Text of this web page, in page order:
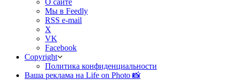
Мы в Feedly
RSS e-mail
X
VK
Facebook
Copyright
Политика конфиденциальности
Ваша реклама на Life on Photo 📸